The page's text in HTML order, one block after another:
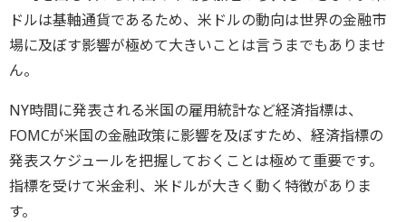
ドルは基軸通貨であるため、米ドルの動向は世界の金融市
場に及ぼす影響が極めて大きいことは言うまでもありませ
ん。
NY時間に発表される米国の雇用統計など経済指標は、
FOMCが米国の金融政策に影響を及ぼすため、経済指標の
発表スケジュールを把握しておくことは極めて重要です。
指標を受けて米金利、米ドルが大きく動く特徴がありま
す。